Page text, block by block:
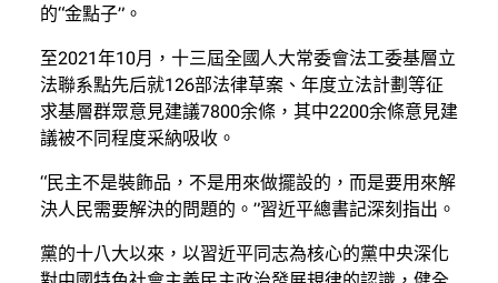
的“金點子”。
至2021年10月，十三屆全國人大常委會法工委基層立
法聯系點先后就126部法律草案、年度立法計劃等征
求基層群眾意見建議7800余條，其中2200余條意見建
議被不同程度采納吸收。
“民主不是裝飾品，不是用來做擺設的，而是要用來解
決人民需要解決的問題的。”習近平總書記深刻指出。
黨的十八大以來，以習近平同志為核心的黨中央深化